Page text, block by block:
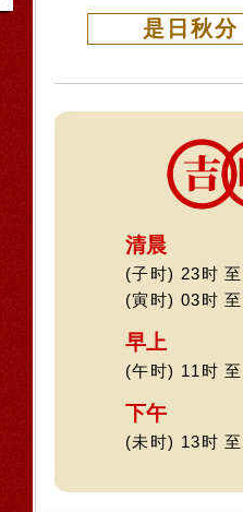
是日秋分
清晨
(子时) 23时
(寅时) 03时
早上
(午时) 11时
下午
(未时) 13时